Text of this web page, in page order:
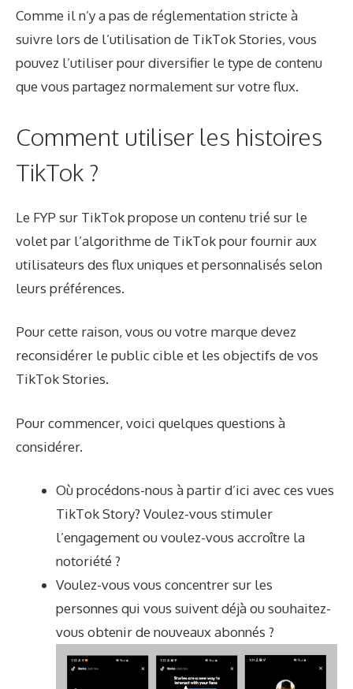
Comme il n’y a pas de réglementation stricte à
suivre lors de l’utilisation de TikTok Stories, vous
pouvez l’utiliser pour diversifier le type de contenu
que vous partagez normalement sur votre flux.
Comment utiliser les histoires
TikTok ?
Le FYP sur TikTok propose un contenu trié sur le
volet par l’algorithme de TikTok pour fournir aux
utilisateurs des flux uniques et personnalisés selon
leurs préférences.
Pour cette raison, vous ou votre marque devez
reconsidérer le public cible et les objectifs de vos
TikTok Stories.
Pour commencer, voici quelques questions à
considérer.
Où procédons-nous à partir d’ici avec ces vues
TikTok Story? Voulez-vous stimuler
l’engagement ou voulez-vous accroître la
notoriété ?
Voulez-vous vous concentrer sur les
personnes qui vous suivent déjà ou souhaitez-
vous obtenir de nouveaux abonnés ?